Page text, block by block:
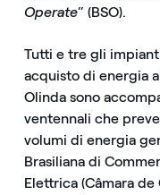
Operate” (BSO).
Tutti e tre gli
acquisto di energia
Olinda sono
ventennali che
volumi di energia
Brasiliana di
Elettrica (Câmara